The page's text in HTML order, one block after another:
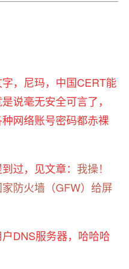
，尼玛，中国CERT能
说毫无安全可言了，
网络账号密码都赤裸
过，见文章： 我操！
防火墙（GFW）给屏
DNS服务器，哈哈哈